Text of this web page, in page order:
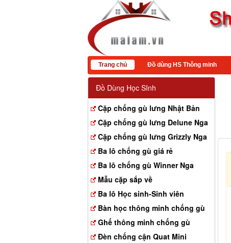
Trang chủ Đồ dùng HS Thông minh
Đồ Dùng Học SInh
Cặp chống gù lưng Nhật Bản
Cặp chống gù lưng Delune Nga
Cặp chống gù lưng Grizzly Nga
Ba lô chống gù giá rẻ
Ba lô chống gù Winner Nga
Mẫu cặp sắp về
Ba lô Học sinh-Sinh viên
Bàn học thông minh chống gù
Ghế thông minh chống gù
Đèn chống cận Quat Mini